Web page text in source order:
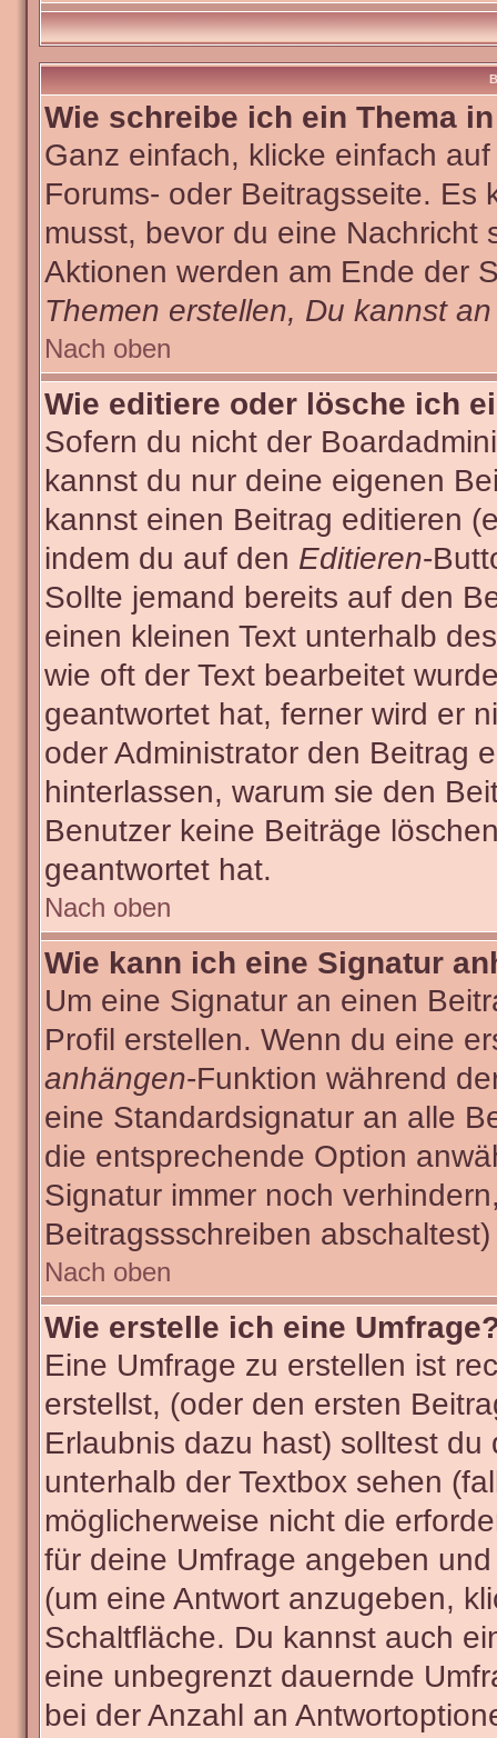
Wie schreibe ich ein Thema
Ganz einfach, klicke einfach
Forums- oder Beitragsseite. Es
musst, bevor du eine
Aktionen werden am Ende der
Themen erstellen, Du kannst
Nach oben
Wie editiere oder lösche ich
Sofern du nicht der
kannst du nur deine eigenen
kannst einen Beitrag editieren
indem du auf den Editieren-
Sollte jemand bereits auf den
einen kleinen Text unterhalb
wie oft der Text bearbeitet
geantwortet hat, ferner wird er
oder Administrator den Beitrag
hinterlassen, warum sie den
Benutzer keine Beiträge
geantwortet hat.
Nach oben
Wie kann ich eine Signatur
Um eine Signatur an einen
Profil erstellen. Wenn du eine
anhängen-Funktion während
eine Standardsignatur an alle
die entsprechende Option
Signatur immer noch
Beitragssschreiben abschaltest)
Nach oben
Wie erstelle ich eine
Eine Umfrage zu erstellen ist
erstellst, (oder den ersten
Erlaubnis dazu hast) solltest
unterhalb der Textbox sehen
möglicherweise nicht die
für deine Umfrage angeben
(um eine Antwort anzugeben,
Schaltfläche. Du kannst auch
eine unbegrenzt dauernde
bei der Anzahl an